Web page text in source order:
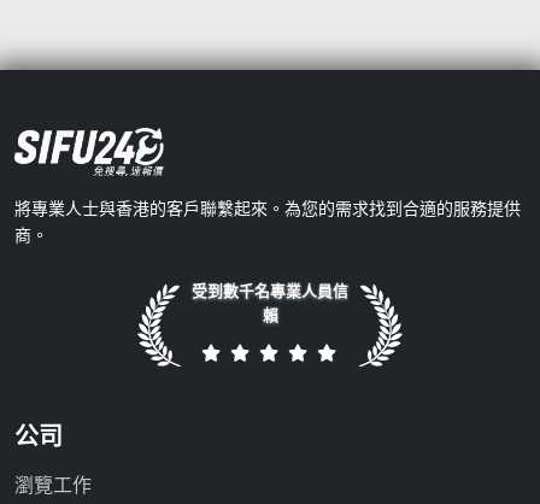
將專業人士與香港的客戶聯繫起來。為您的需求找到合適的服務提供
商。
受到數千名專業人員信
賴
公司
瀏覽工作